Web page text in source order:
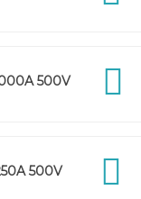
500V
500V